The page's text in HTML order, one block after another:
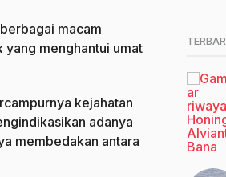
macam
yang menghantui umat
kejahatan
adanya
membedakan antara